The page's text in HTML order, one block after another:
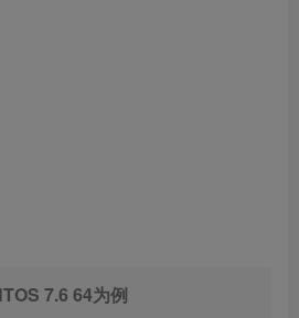
7.6 64为例